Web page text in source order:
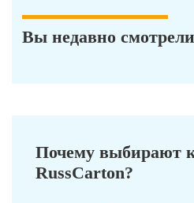
Вы недавно смотрели
Почему выбирают
RussCarton?